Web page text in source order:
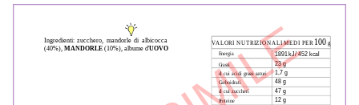
VALORI NUTRIZIONALI MEDI PER 100 g
Energia
Carboidrati
di cui acidi grassi saturi
Grassi
Proteine
di cui zuccheri
1891 kJ/ 452 kcal
23 g
47 g
12 g
1,7 g
48 g
Ingredienti: zucchero, mandorle di albicocca
(40%), MANDORLE (10%), albume d'UOVO